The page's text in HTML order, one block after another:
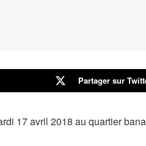
Partager sur
17 avril 2018 au quartier